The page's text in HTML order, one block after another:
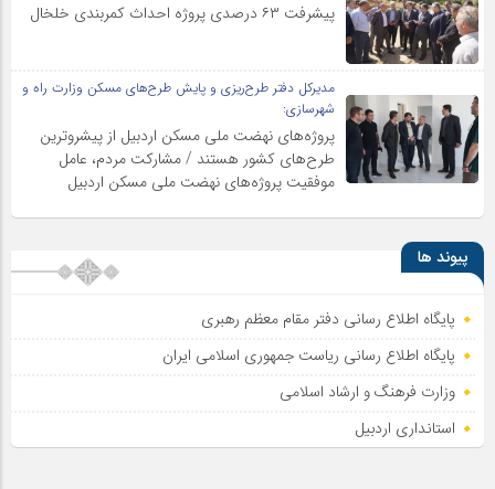
پیشرفت ۶۳ درصدی پروژه احداث کمربندی خلخال
مدیرکل دفتر طرح‌ریزی و پایش طرح‌های مسکن وزارت راه و
شهرسازی:
پروژه‌های نهضت ملی مسکن اردبیل از پیشروترین
طرح‌های کشور هستند / مشارکت مردم، عامل
موفقیت پروژه‌های نهضت ملی مسکن اردبیل
پیوند ها
پایگاه اطلاع رسانی دفتر مقام معظم رهبری
پایگاه اطلاع‌ رسانی ریاست‌ جمهوری اسلامی ایران
وزارت فرهنگ و ارشاد اسلامی
استانداری اردبیل